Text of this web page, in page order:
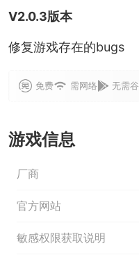
V2.0.3版本
修复游戏存在的bugs
免费 需网络 无需
游戏信息
厂商
官方网站
敏感权限获取说明